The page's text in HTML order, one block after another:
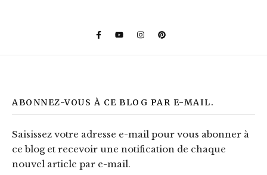
ABONNEZ-VOUS À CE BLOG PAR E-MAIL.
Saisissez votre adresse e-mail pour vous abonner à
ce blog et recevoir une notification de chaque
nouvel article par e-mail.